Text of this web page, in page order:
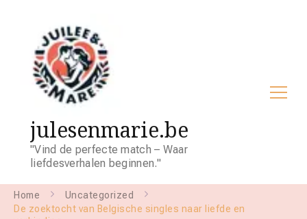
julesenmarie.be
"Vind de perfecte match – Waar
liefdesverhalen beginnen."
Home
Uncategorized
De zoektocht van Belgische singles naar liefde en